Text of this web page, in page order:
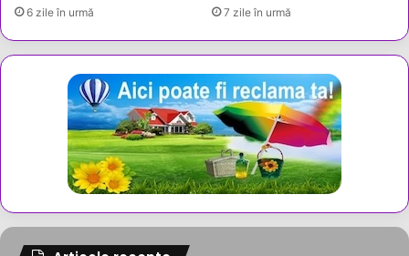
6 zile în urmă 7 zile în urmă